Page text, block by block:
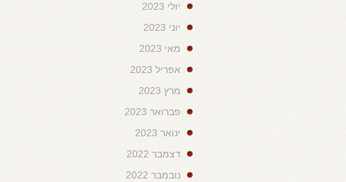
יולי 2023
יוני 2023
מאי 2023
אפריל 2023
מרץ 2023
פברואר 2023
ינואר 2023
דצמבר 2022
נובמבר 2022